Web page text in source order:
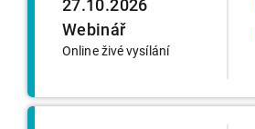
27.10.2026
Webinář
Online živé vysílání